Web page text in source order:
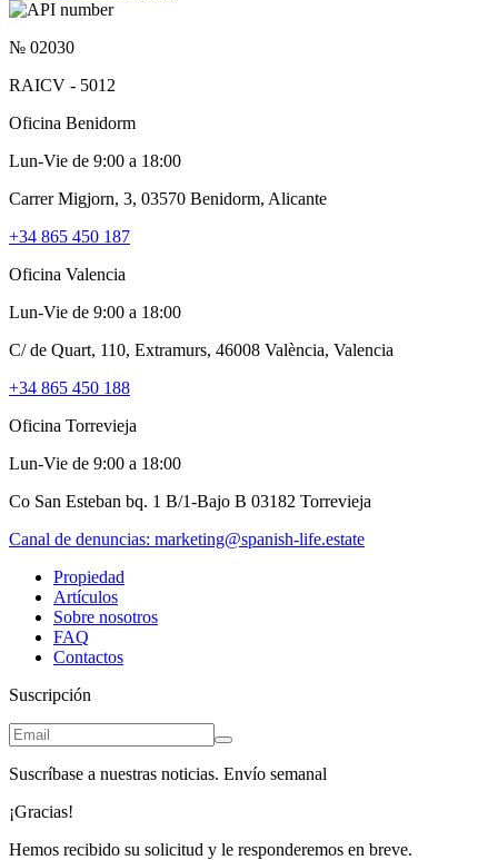
№ 02030
RAICV - 5012
Oficina Benidorm
Lun-Vie de 9:00 a 18:00
Carrer Migjorn, 3, 03570 Benidorm, Alicante
+34 865 450 187
Oficina Valencia
Lun-Vie de 9:00 a 18:00
C/ de Quart, 110, Extramurs, 46008 València, Valencia
+34 865 450 188
Oficina Torrevieja
Lun-Vie de 9:00 a 18:00
Co San Esteban bq. 1 B/1-Bajo B 03182 Torrevieja
Canal de denuncias: marketing@spanish-life.estate
Propiedad
Artículos
Sobre nosotros
FAQ
Contactos
Suscripción
Suscríbase a nuestras noticias. Envío semanal
¡Gracias!
Hemos recibido su solicitud y le responderemos en breve.